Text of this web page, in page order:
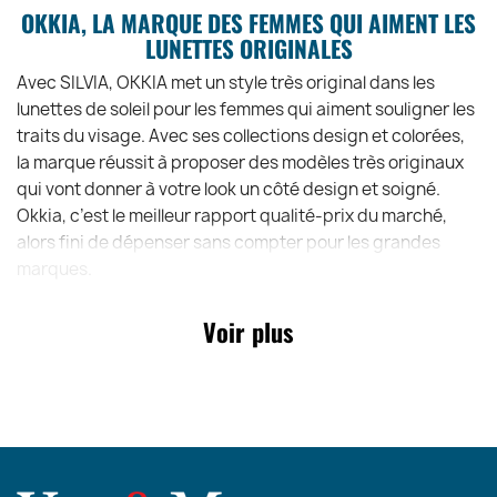
OKKIA, LA MARQUE DES FEMMES QUI AIMENT LES
LUNETTES ORIGINALES
Avec SILVIA, OKKIA met un style très original dans les
lunettes de soleil pour les femmes qui aiment souligner les
traits du visage. Avec ses collections design et colorées,
la marque réussit à proposer des modèles très originaux
qui vont donner à votre look un côté design et soigné.
Okkia, c’est le meilleur rapport qualité-prix du marché,
alors fini de dépenser sans compter pour les grandes
Voir plus